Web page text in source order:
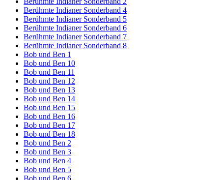
Berühmte Indianer Sonderband 4
Berühmte Indianer Sonderband 5
Berühmte Indianer Sonderband 6
Berühmte Indianer Sonderband 7
Berühmte Indianer Sonderband 8
Bob und Ben 1
Bob und Ben 10
Bob und Ben 11
Bob und Ben 12
Bob und Ben 13
Bob und Ben 14
Bob und Ben 15
Bob und Ben 16
Bob und Ben 17
Bob und Ben 18
Bob und Ben 2
Bob und Ben 3
Bob und Ben 4
Bob und Ben 5
Bob und Ben 6